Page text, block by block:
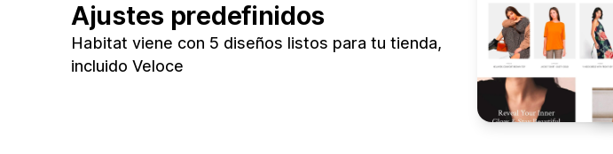
Ajustes predefinidos
Habitat viene con 5 diseños listos para tu tienda,
incluido Veloce